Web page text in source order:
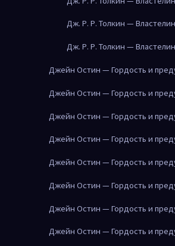
Дж. Р. Р. Толкин —
Дж. Р. Р. Толкин —
Джейн Остин — Гордость и
Джейн Остин — Гордость и
Джейн Остин — Гордость и
Джейн Остин — Гордость и
Джейн Остин — Гордость и
Джейн Остин — Гордость и
Джейн Остин — Гордость и
Джейн Остин — Гордость и